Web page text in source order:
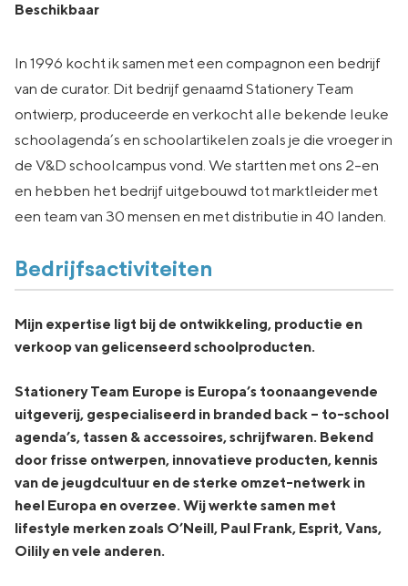
Beschikbaar
In 1996 kocht ik samen met een compagnon een bedrijf
van de curator. Dit bedrijf genaamd Stationery Team
ontwierp, produceerde en verkocht alle bekende leuke
schoolagenda’s en schoolartikelen zoals je die vroeger in
de V&D schoolcampus vond. We startten met ons 2-en
en hebben het bedrijf uitgebouwd tot marktleider met
een team van 30 mensen en met distributie in 40 landen.
Bedrijfsactiviteiten
Mijn expertise ligt bij de ontwikkeling, productie en
verkoop van gelicenseerd schoolproducten.
Stationery Team Europe is Europa’s toonaangevende
uitgeverij, gespecialiseerd in branded back – to-school
agenda’s, tassen & accessoires, schrijfwaren. Bekend
door frisse ontwerpen, innovatieve producten, kennis
van de jeugdcultuur en de sterke omzet-netwerk in
heel Europa en overzee. Wij werkte samen met
lifestyle merken zoals O’Neill, Paul Frank, Esprit, Vans,
Oilily en vele anderen.